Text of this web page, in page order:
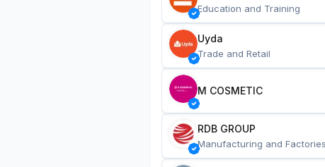
Education and Training
Uyda
Trade and Retail
M COSMETIC
RDB GROUP
Manufacturing and Factories